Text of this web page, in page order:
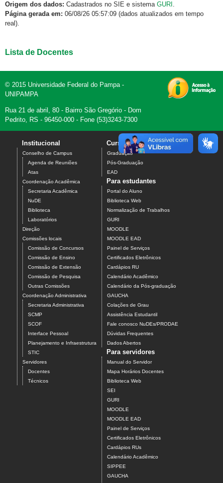
Origem dos dados: Cadastrados no SIE e sistema GURI .
Página gerada em: 06/08/26 05:57:09 (dados atualizados em tempo
real).
Lista de Docentes
© 2015 Universidade Federal do Pampa -
UNIPAMPA
Rua 21 de abril, 80 - Bairro São Gregório - Dom
Pedrito, RS - 96450-000 - Fone (53)3243-7300
Institucional
Conselho de Campus
Agenda de Reuniões
Atas
Coordenação Acadêmica
Secretaria Acadêmica
NuDE
Biblioteca
Laboratórios
Direção
Comissões locais
Comissão de Concursos
Comissão de Ensino
Comissão de Extensão
Comissão de Pesquisa
Outras Comissões
Coordenação Administrativa
Secretaria Administrativa
SCMP
SCOF
Interface Pessoal
Planejamento e Infraestrutura
STIC
Servidores
Docentes
Técnicos
Cursos
Graduação
Pós-Graduação
EAD
Contato
Para estudantes
Portal do Aluno
Biblioteca Web
Normalização de Trabalhos
GURI
MOODLE
MOODLE EAD
Painel de Serviços
Certificados Eletrônicos
Cardápios RU
Calendário Acadêmico
Calendário da Pós-graduação
GAUCHA
Colações de Grau
Assistência Estudantil
Fale conosco NuDEs/PRODAE
Dúvidas Frequentes
Dados Abertos
Para servidores
Manual do Servidor
Mapa Horários Docentes
Biblioteca Web
SEI
GURI
MOODLE
MOODLE EAD
Painel de Serviços
Certificados Eletrônicos
Cardápios RUs
Calendário Acadêmico
SIPPEE
GAUCHA